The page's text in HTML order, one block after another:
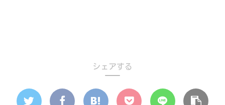
シェアする